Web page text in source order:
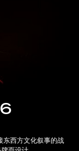
西方文化叙事的战